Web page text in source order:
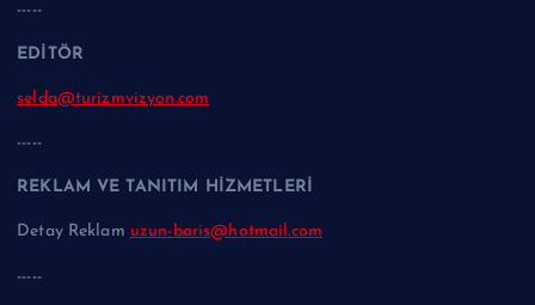
-----
EDİTÖR
selda@turizmvizyon.com
-----
REKLAM VE TANITIM HİZMETLERİ
Detay Reklam uzun-baris@hotmail.com
-----